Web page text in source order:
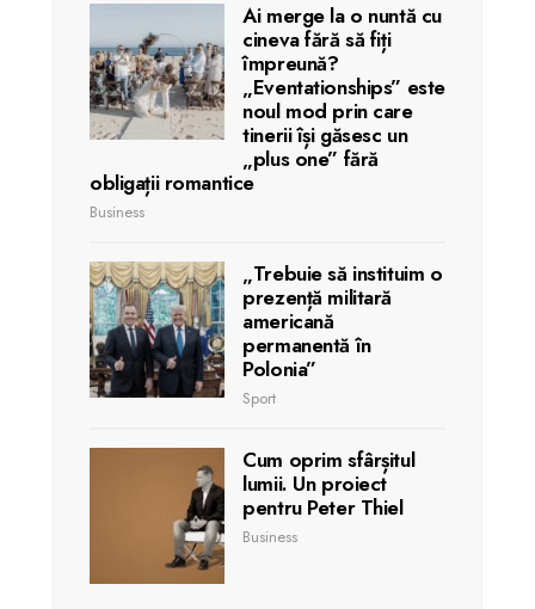
Ai merge la o nuntă cu
cineva fără să fiți
împreună?
„Eventationships” este
noul mod prin care
tinerii își găsesc un
„plus one” fără
obligații romantice
Business
„Trebuie să instituim o
prezență militară
americană
permanentă în
Polonia”
Sport
Cum oprim sfârșitul
lumii. Un proiect
pentru Peter Thiel
Business